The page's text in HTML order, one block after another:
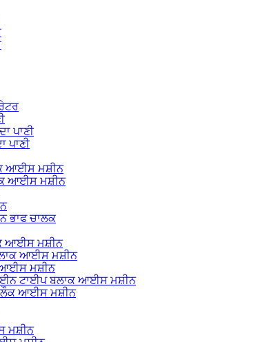
ਪਾਣੀ
ਪਾਣੀ
ਆਈਸ ਮਸ਼ੀਨ
ਆਈਸ ਮਸ਼ੀਨ
ਭਾਫ ਚਾਲਕ
ਆਈਸ ਮਸ਼ੀਨ
ਆਈਸ ਮਸ਼ੀਨ
ਆਈਸ ਮਸ਼ੀਨ
ਟਾਈਪ ਬਲਾਕ ਆਈਸ ਮਸ਼ੀਨ
ਆਈਸ ਮਸ਼ੀਨ
ਮਸ਼ੀਨ